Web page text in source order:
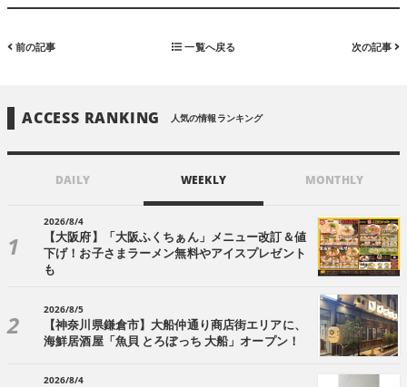
前の記事 一覧へ戻る 次の記事
ACCESS RANKING 人気の情報ランキング
DAILY WEEKLY MONTHLY
2026/8/4
【大阪府】「大阪ふくちぁん」メニュー改訂＆値
下げ！お子さまラーメン無料やアイスプレゼント
も
2026/8/5
【神奈川県鎌倉市】大船仲通り商店街エリアに、
海鮮居酒屋「魚貝 とろぼっち 大船」オープン！
2026/8/4